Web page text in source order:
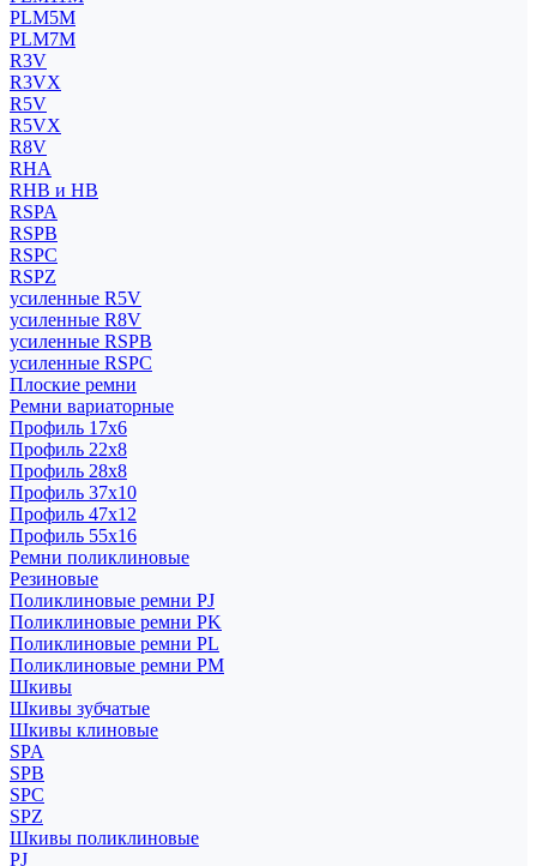
PLM5M
PLM7M
R3V
R3VX
R5V
R5VX
R8V
RHA
RHB и HB
RSPA
RSPB
RSPC
RSPZ
усиленные R5V
усиленные R8V
усиленные RSPB
усиленные RSPC
Плоские ремни
Ремни вариаторные
Профиль 17x6
Профиль 22x8
Профиль 28x8
Профиль 37x10
Профиль 47x12
Профиль 55x16
Ремни поликлиновые
Резиновые
Поликлиновые ремни PJ
Поликлиновые ремни PK
Поликлиновые ремни PL
Поликлиновые ремни PM
Шкивы
Шкивы зубчатые
Шкивы клиновые
SPA
SPB
SPC
SPZ
Шкивы поликлиновые
PJ